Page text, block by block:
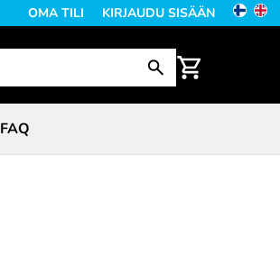
OMA TILI KIRJAUDU SISÄÄN
FAQ